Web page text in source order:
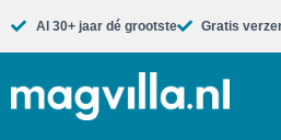
Al 30+ jaar dé grootste​ Gratis